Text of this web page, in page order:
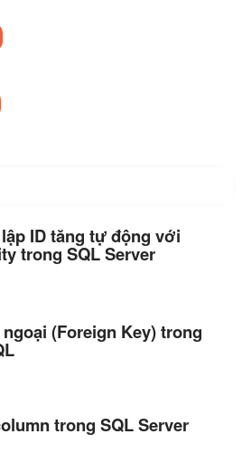
ID tăng tự động với
trong SQL Server
(Foreign Key) trong
trong SQL Server